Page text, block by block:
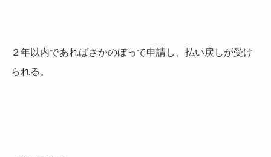
２年以内であればさかのぼって申請し、払い戻しが受け
られる。